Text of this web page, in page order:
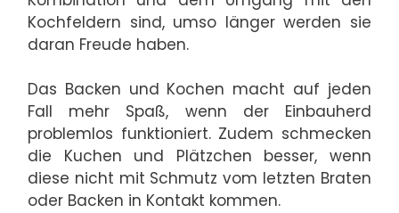
Kochfeldern sind, umso länger werden sie
daran Freude haben.
Das Backen und Kochen macht auf jeden
Fall mehr Spaß, wenn der Einbauherd
problemlos funktioniert. Zudem schmecken
die Kuchen und Plätzchen besser, wenn
diese nicht mit Schmutz vom letzten Braten
oder Backen in Kontakt kommen.